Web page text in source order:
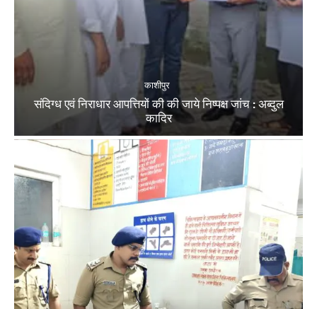
काशीपुर
संदिग्ध एवं निराधार आपत्तियों की की जाये निष्पक्ष जांच : अब्दुल
कादिर